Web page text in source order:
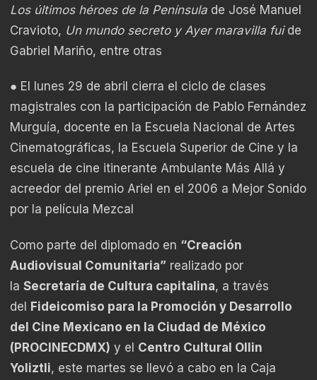
Los últimos héroes de la Península de José Manuel
Cravioto, Un mundo secreto y Ayer maravilla fuide
Gabriel Mariño, entre otras
● El lunes 29 de abril cierra el ciclo de clases
magistrales con la participación de Pablo Fernández
Murguía, docente en la Escuela Nacional de Artes
Cinematográficas, la Escuela Superior de Cine y la
escuela de cine itinerante Ambulante Más Allá y
acreedor del premio Ariel en el 2006 a Mejor Sonido
por la película Mezcal
Como parte del diplomado en “Creación
Audiovisual Comunitaria” realizado por
la Secretaría de Cultura capitalina, a través
del Fideicomiso para la Promoción y Desarrollo
del Cine Mexicano en la Ciudad de México
(PROCINECDMX) y el Centro Cultural Ollin
Yoliztli, este martes se llevó a cabo en la Caja